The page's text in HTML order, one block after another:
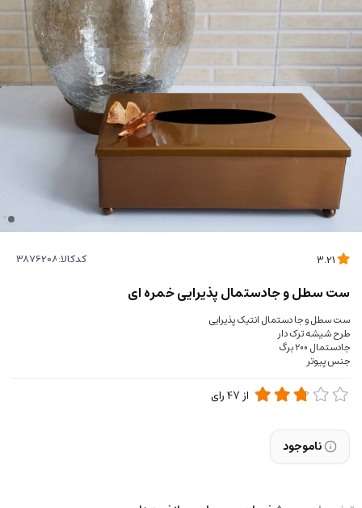
کدکالا:
ست سطل و جادستمال پذیرایی خمره ای
ست سطل و جا دستمال انتیک پذیرایی
طرح شیشه ترک دار
جادستمال 200 برگ
جنس پیوتر
از 47رای
ناموجود